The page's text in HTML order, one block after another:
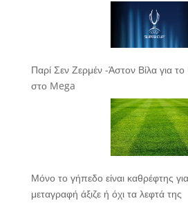
Παρί Σεν Ζερμέν -Άστον Βίλα για
στο Mega
Μόνο το γήπεδο είναι καθρέφτης
μεταγραφή άξιζε ή όχι τα λεφτά της